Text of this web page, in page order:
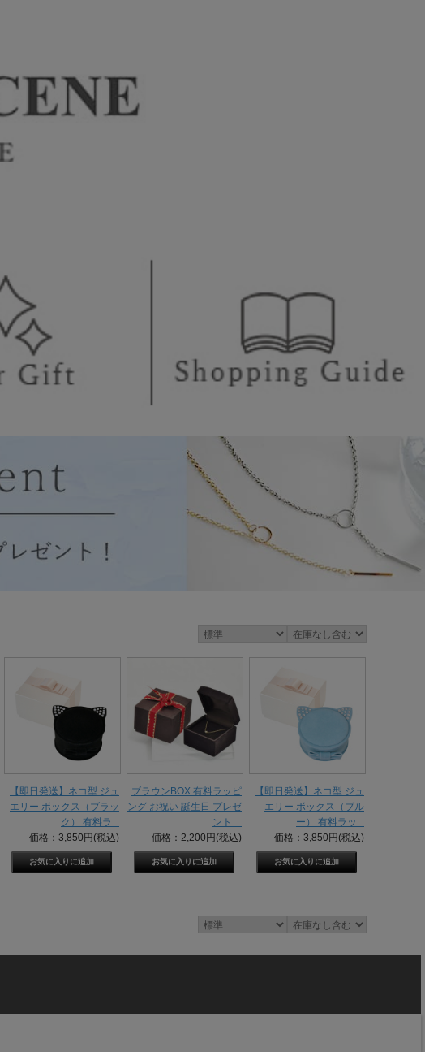
【即日発送】ネコ型 ジュ
エリー ボックス（ブラッ
ク） 有料ラ...
価格：3,850円(税込)
ブラウンBOX 有料ラッピ
ング お祝い 誕生日 プレゼ
ント ...
価格：2,200円(税込)
【即日発送】ネコ型 ジュ
エリー ボックス（ブル
ー） 有料ラッ...
価格：3,850円(税込)